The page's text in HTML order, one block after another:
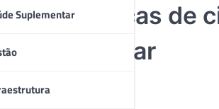
Suplementar
Sete práticas de
adotar